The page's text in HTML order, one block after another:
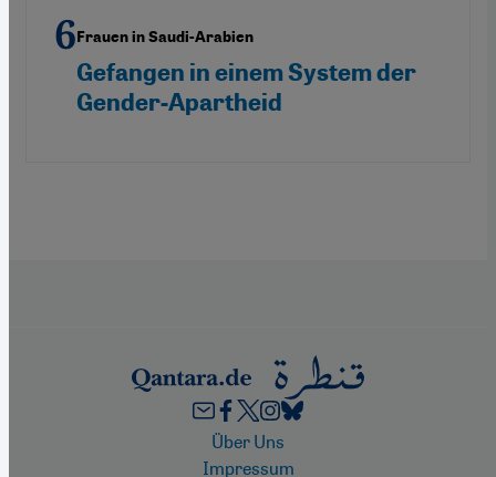
Frauen in Saudi-Arabien
Gefangen in einem System der
Gender-Apartheid
FooterÜber Uns
Impressum